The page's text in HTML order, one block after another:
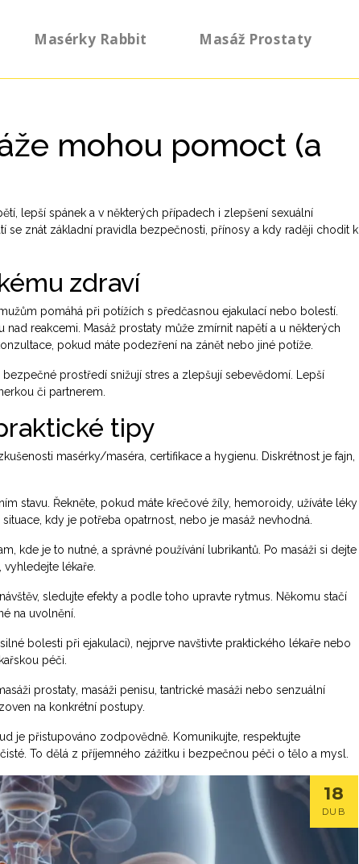
Masérky Rabbit Masáž Prostaty
mohou pomoct (a
lepší spánek a v některých případech i zlepšení sexuální
se znát základní pravidla bezpečnosti, přínosy a kdy raději chodit k
zdraví
pomáhá při potížích s předčasnou ejakulací nebo bolestí.
reakcemi. Masáž prostaty může zmírnit napětí a u některých
pokud máte podezření na zánět nebo jiné potíže.
prostředí snižují stres a zlepšují sebevědomí. Lepší
či partnerem.
tipy
masérky/maséra, certifikace a hygienu. Diskrétnost je fajn,
stavu. Řekněte, pokud máte křečové žíly, hemoroidy, užíváte léky
kdy je potřeba opatrnost, nebo je masáž nevhodná.
kde je to nutné, a správné používání lubrikantů. Po masáži si dejte
lékaře.
sledujte efekty a podle toho upravte rytmus. Někomu stačí
na uvolnění.
bolesti při ejakulaci), nejprve navštivte praktického lékaře nebo
péči.
prostaty, masáži penisu, tantrické masáži nebo senzuální
na konkrétní postupy.
je přistupováno zodpovědně. Komunikujte, respektujte
To dělá z příjemného zážitku i bezpečnou péči o tělo a mysl.
18
DUB